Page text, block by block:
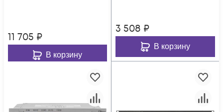
11 705 ₽
В корзину
3 508 ₽
В корзину